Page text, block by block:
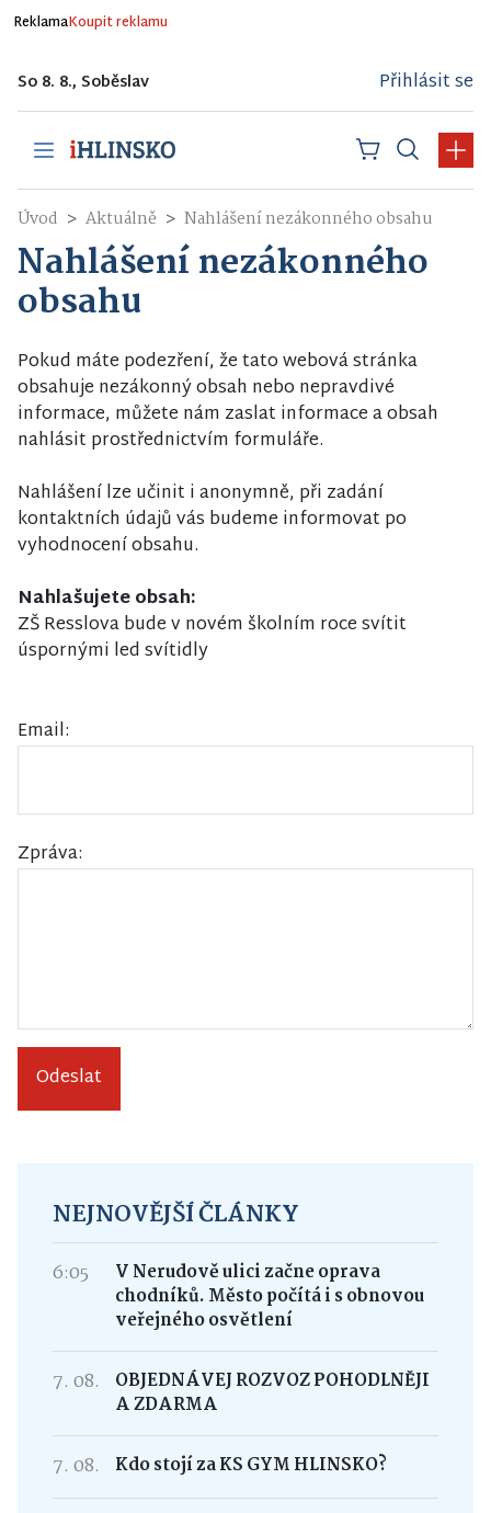
ReklamaKoupit reklamu
So 8. 8., Soběslav Přihlásit se
Úvod Aktuálně Nahlášení nezákonného obsahu
Nahlášení nezákonného
obsahu
Pokud máte podezření, že tato webová stránka
obsahuje nezákonný obsah nebo nepravdivé
informace, můžete nám zaslat informace a obsah
nahlásit prostřednictvím formuláře.
Nahlášení lze učinit i anonymně, při zadání
kontaktních údajů vás budeme informovat po
vyhodnocení obsahu.
Nahlašujete obsah:
ZŠ Resslova bude v novém školním roce svítit
úspornými led svítidly
Email:
Zpráva:
Odeslat
NEJNOVĚJŠÍ ČLÁNKY
6:05
V Nerudově ulici začne oprava
chodníků. Město počítá i s obnovou
veřejného osvětlení
7. 08.
OBJEDNÁVEJ ROZVOZ POHODLNĚJI
A ZDARMA
7. 08. Kdo stojí za KS GYM HLINSKO?